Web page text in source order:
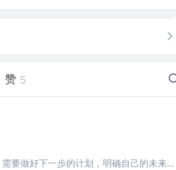
赞 5
要做好下一步的计划，明确自己的未来。